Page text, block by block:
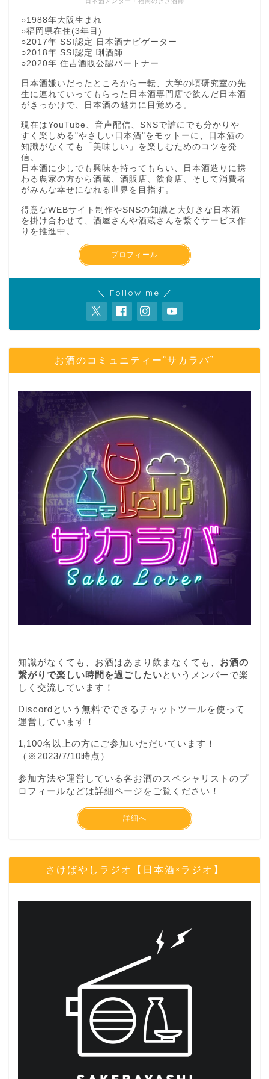
○1988年大阪生まれ
○福岡県在住(3年目)
○2017年 SSI認定 日本酒ナビゲーター
○2018年 SSI認定 唎酒師
○2020年 住吉酒販公認パートナー
日本酒嫌いだったところから一転、大学の頃研究室の先
生に連れていってもらった日本酒専門店で飲んだ日本酒
がきっかけで、日本酒の魅力に目覚める。
現在はYouTube、音声配信、SNSで誰にでも分かりや
すく楽しめる"やさしい日本酒"をモットーに、日本酒の
知識がなくても「美味しい」を楽しむためのコツを発
信。
日本酒に少しでも興味を持ってもらい、日本酒造りに携
わる農家の方から酒蔵、酒販店、飲食店、そして消費者
がみんな幸せになれる世界を目指す。
得意なWEBサイト制作やSNSの知識と大好きな日本酒
を掛け合わせて、酒屋さんや酒蔵さんを繋ぐサービス作
りを推進中。
プロフィール
＼ Follow me ／
お酒のコミュニティー”サカラバ”
知識がなくても、お酒はあまり飲まなくても、 お酒の
繋がりで楽しい時間を過ごしたいというメンバーで楽
しく交流しています！
Discordという無料でできるチャットツールを使って
運営しています！
1,100名以上の方にご参加いただいています！
（※2023/7/10時点）
参加方法や運営している各お酒のスペシャリストのプ
ロフィールなどは詳細ページをご覧ください！
詳細へ
さけばやしラジオ【日本酒×ラジオ】